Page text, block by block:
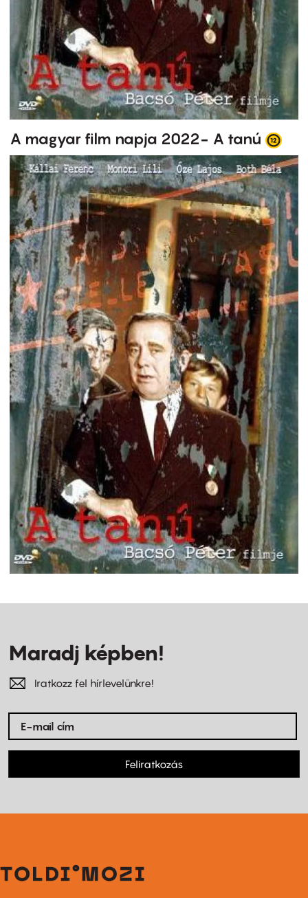
A magyar film napja 2022- A tanú
Maradj képben!
Iratkozz fel hírlevelünkre!
Feliratkozás